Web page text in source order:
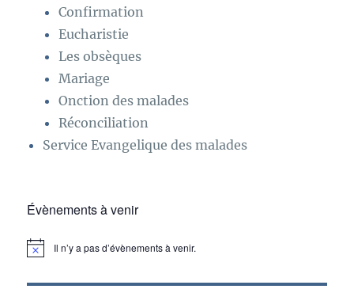
Confirmation
Eucharistie
Les obsèques
Mariage
Onction des malades
Réconciliation
Service Evangelique des malades
Évènements à venir
N
Il n’y a pas d’évènements à venir.